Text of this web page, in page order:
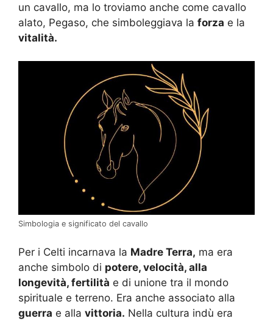
un cavallo, ma lo troviamo anche come cavallo
alato, Pegaso, che simboleggiava la forza e la
vitalità.
Simbologia e significato del cavallo
Per i Celti incarnava la Madre Terra, ma era
anche simbolo di potere, velocità, alla
longevità, fertilità e di unione tra il mondo
spirituale e terreno. Era anche associato alla
guerra e alla vittoria. Nella cultura indù era